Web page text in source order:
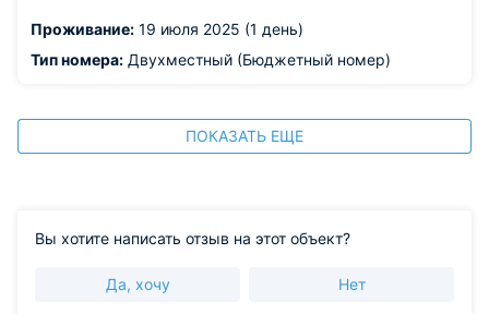
Проживание: 19 июля 2025 (1 день)
Тип номера: Двухместный (Бюджетный номер)
ПОКАЗАТЬ ЕЩЕ
Вы хотите написать отзыв на этот объект?
Да, хочу Нет